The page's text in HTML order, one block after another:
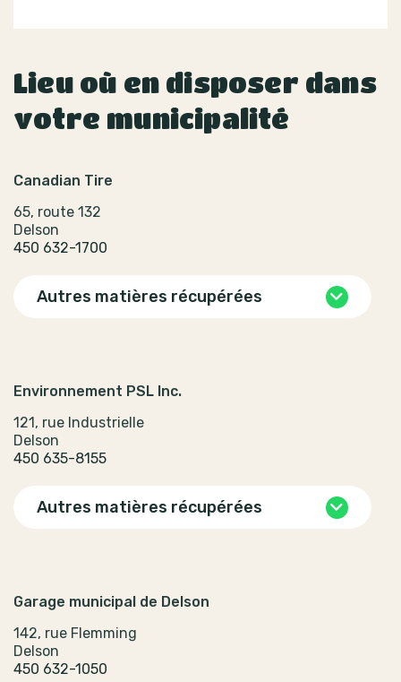
Lieu où en disposer dans
votre municipalité
Canadian Tire
65, route 132
Delson
450 632-1700
Autres matières récupérées
Environnement PSL Inc.
121, rue Industrielle
Delson
450 635-8155
Autres matières récupérées
Garage municipal de Delson
142, rue Flemming
Delson
450 632-1050